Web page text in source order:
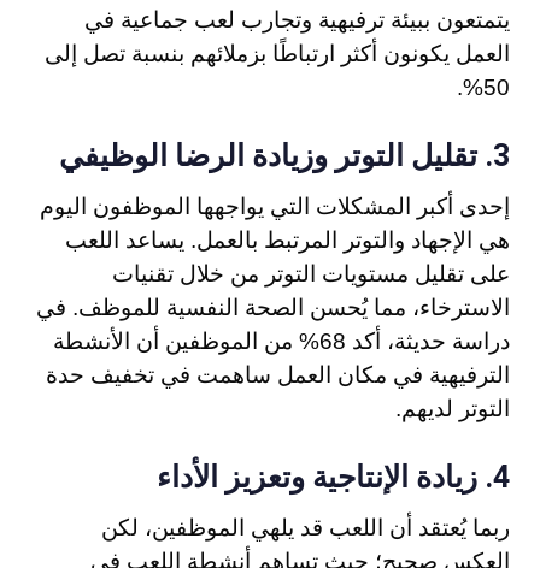
يتمتعون ببيئة ترفيهية وتجارب لعب جماعية في
العمل يكونون أكثر ارتباطًا بزملائهم بنسبة تصل إلى
50%.
3. تقليل التوتر وزيادة الرضا الوظيفي
إحدى أكبر المشكلات التي يواجهها الموظفون اليوم
هي الإجهاد والتوتر المرتبط بالعمل. يساعد اللعب
على تقليل مستويات التوتر من خلال تقنيات
الاسترخاء، مما يُحسن الصحة النفسية للموظف. في
دراسة حديثة، أكد 68% من الموظفين أن الأنشطة
الترفيهية في مكان العمل ساهمت في تخفيف حدة
التوتر لديهم.
4. زيادة الإنتاجية وتعزيز الأداء
ربما يُعتقد أن اللعب قد يلهي الموظفين، لكن
العكس صحيح؛ حيث تساهم أنشطة اللعب في